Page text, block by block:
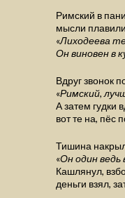
Римский в
мысли
«Лиходеева
Он виновен в
Вдруг звонок
«Римский,
А затем гудки
вот те на, пёс
Тишина
«Он один ведь
Кашлянул,
деньги взял,